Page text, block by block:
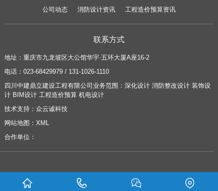
公司动态 消防设计资讯 工程造价预算资讯
联系方式
地址： 重庆市九龙坡区大公馆华宇·五环大厦A座16-2
电话： 023-68429979 / 131-1026-1110
四川中建鼎立建设工程有限公司业务范围： 深化设计 消防整改设计 装饰设
计 BIM设计 工程造价预算 机电设计
技术支持： 众云诚科技
网站地图： XML
合作单位：
Copyright © 2026 四川中建鼎立建设工程有限公司 版权所有 | 蜀ICP备16024156